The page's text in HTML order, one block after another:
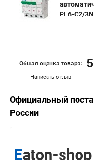
PL6-C2/3N
Написать отзыв
Общая оценка товара: 5
Официальный
России